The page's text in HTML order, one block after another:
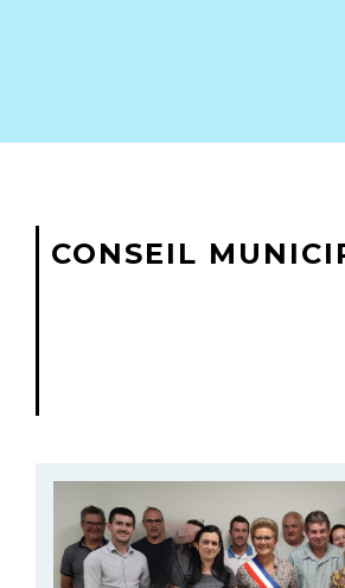
CONSEIL